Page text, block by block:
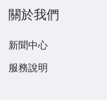
關於我們
新聞中心
服務說明